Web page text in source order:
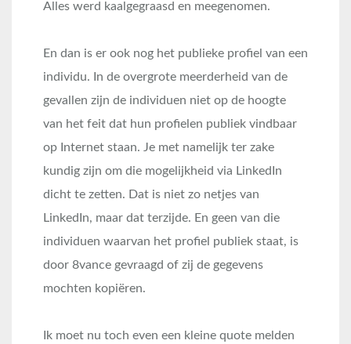
Alles werd kaalgegraasd en meegenomen.
En dan is er ook nog het publieke profiel van een
individu. In de overgrote meerderheid van de
gevallen zijn de individuen niet op de hoogte
van het feit dat hun profielen publiek vindbaar
op Internet staan. Je met namelijk ter zake
kundig zijn om die mogelijkheid via LinkedIn
dicht te zetten. Dat is niet zo netjes van
LinkedIn, maar dat terzijde. En geen van die
individuen waarvan het profiel publiek staat, is
door 8vance gevraagd of zij de gegevens
mochten kopiëren.
Ik moet nu toch even een kleine quote melden